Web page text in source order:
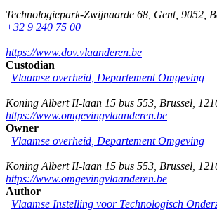
Technologiepark-Zwijnaarde 68 Gent, 9052
+32 9 240 75 00
https://www.dov.vlaanderen.be
Custodian
Vlaamse overheid, Departement Omgeving
Koning Albert II-laan 15 bus 553 Brussel
https://www.omgevingvlaanderen.be
Owner
Vlaamse overheid, Departement Omgeving
Koning Albert II-laan 15 bus 553 Brussel
https://www.omgevingvlaanderen.be
Author
Vlaamse Instelling voor Technologisch